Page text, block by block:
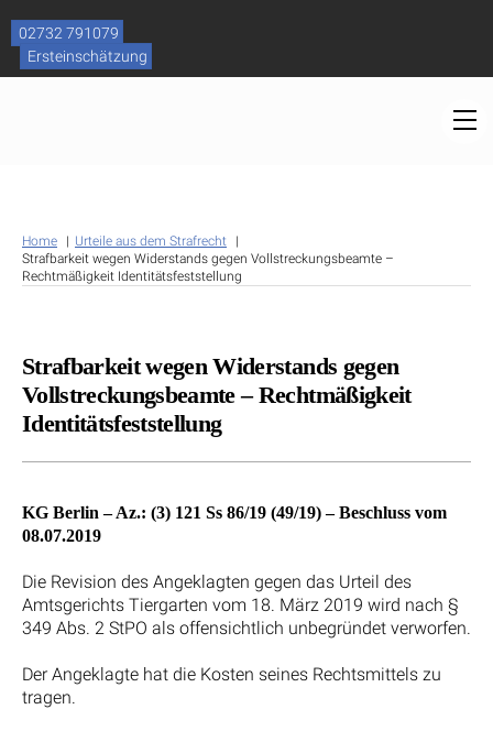
content
02732 791079
Ersteinschätzung
Home
Urteile aus dem Strafrecht
Strafbarkeit wegen Widerstands gegen Vollstreckungsbeamte –
Rechtmäßigkeit Identitätsfeststellung
Strafbarkeit wegen Widerstands gegen
Vollstreckungsbeamte – Rechtmäßigkeit
Identitätsfeststellung
KG Berlin – Az.: (3) 121 Ss 86/19 (49/19) – Beschluss vom
08.07.2019
Die Revision des Angeklagten gegen das Urteil des
Amtsgerichts Tiergarten vom 18. März 2019 wird nach §
349 Abs. 2 StPO als offensichtlich unbegründet verworfen.
Der Angeklagte hat die Kosten seines Rechtsmittels zu
tragen.